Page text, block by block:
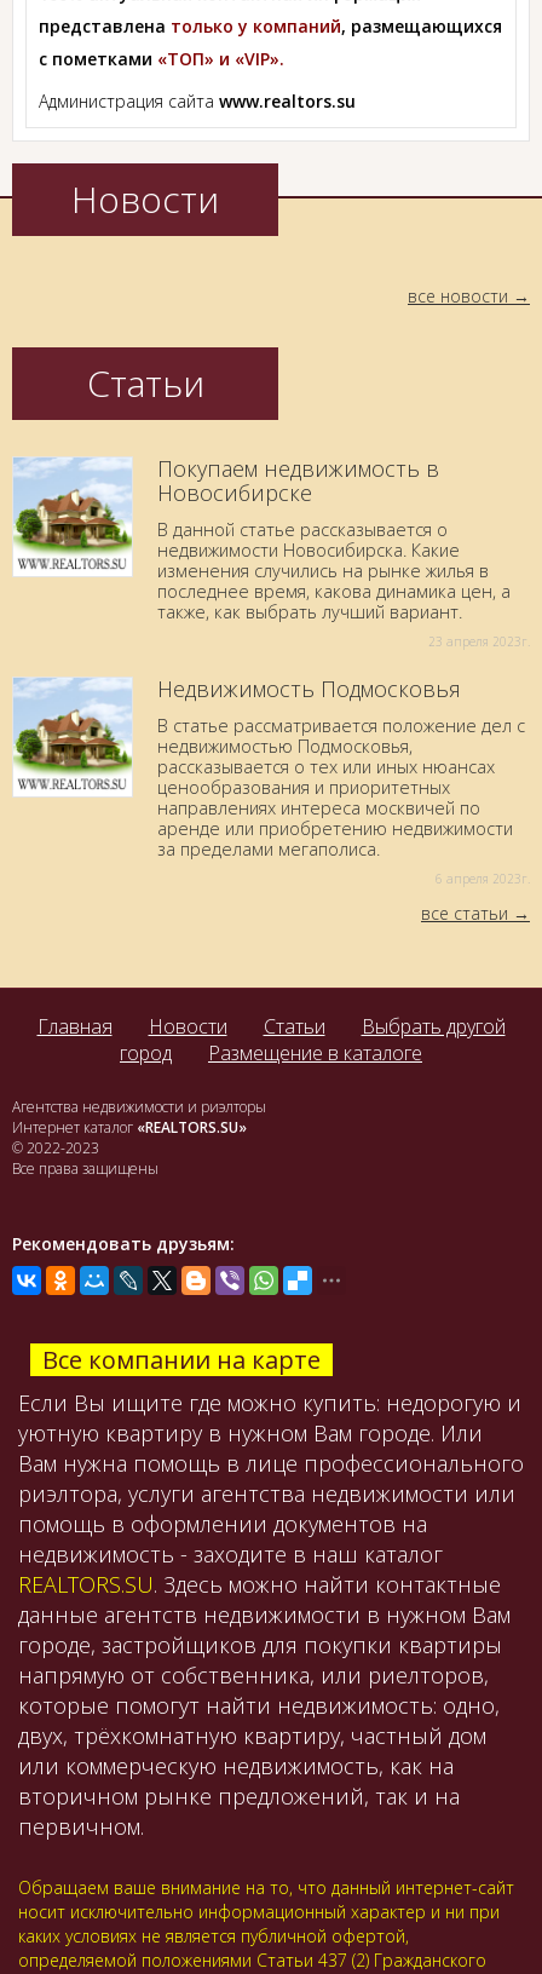
представлена только у компаний, размещающихся
с пометками «ТОП» и «VIP».
Администрация сайта www.realtors.su
Новости
все новости
Статьи
Покупаем недвижимость в
Новосибирске
В данной статье рассказывается о
недвижимости Новосибирска. Какие
изменения случились на рынке жилья в
последнее время, какова динамика цен, а
также, как выбрать лучший вариант.
23 aпреля 2023г.
Недвижимость Подмосковья
В статье рассматривается положение дел с
недвижимостью Подмосковья,
рассказывается о тех или иных нюансах
ценообразования и приоритетных
направлениях интереса москвичей по
аренде или приобретению недвижимости
за пределами мегаполиса.
6 aпреля 2023г.
все статьи
Главная Новости Статьи
Выбрать другой
город
Размещение в каталоге
Агентства недвижимости и риэлторы
Интернет каталог «REALTORS.SU»
© 2022-2023
Все права защищены
Рекомендовать друзьям:
Все компании на карте
Если Вы ищите где можно купить: недорогую и
уютную квартиру в нужном Вам городе. Или
Вам нужна помощь в лице профессионального
риэлтора, услуги агентства недвижимости или
помощь в оформлении документов на
недвижимость - заходите в наш каталог
REALTORS.SU. Здесь можно найти контактные
данные агентств недвижимости в нужном Вам
городе, застройщиков для покупки квартиры
напрямую от собственника, или риелторов,
которые помогут найти недвижимость: одно,
двух, трёхкомнатную квартиру, частный дом
или коммерческую недвижимость, как на
вторичном рынке предложений, так и на
первичном.
Обращаем ваше внимание на то, что данный интернет-сайт
носит исключительно информационный характер и ни при
каких условиях не является публичной офертой,
определяемой положениями Статьи 437 (2) Гражданского